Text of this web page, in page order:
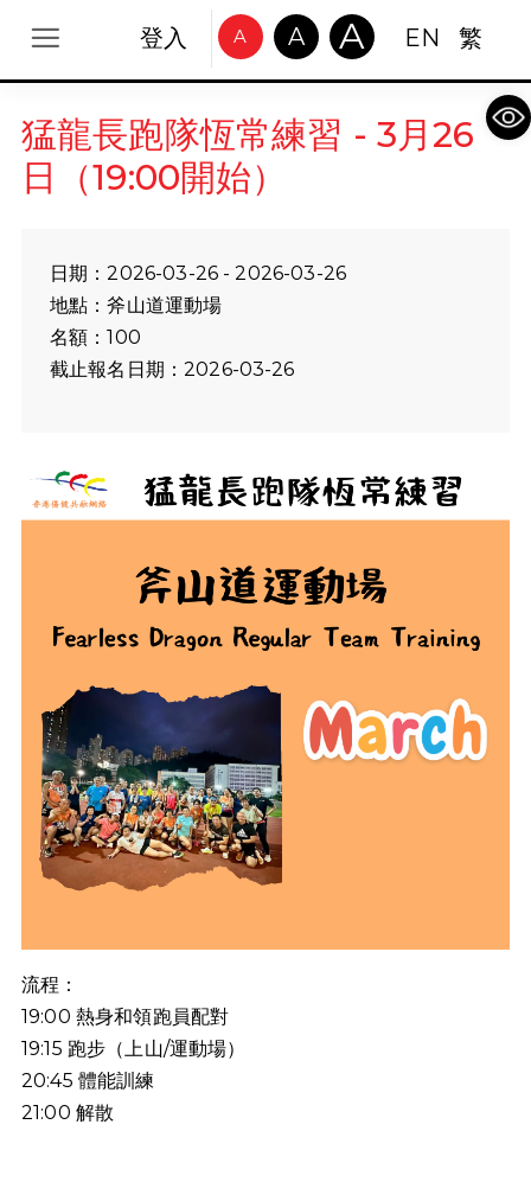
登入 A A A EN 繁
猛龍長跑隊恆常練習 - 3月26
日（19:00開始）
日期：2026-03-26 - 2026-03-26
地點：斧山道運動場
名額：100
截止報名日期：2026-03-26
流程：
19:00 熱身和領跑員配對
19:15 跑步（上山/運動場）
20:45 體能訓練
21:00 解散